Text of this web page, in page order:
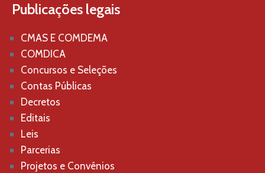
Publicações legais
CMAS E COMDEMA
COMDICA
Concursos e Seleções
Contas Públicas
Decretos
Editais
Leis
Parcerias
Projetos e Convênios